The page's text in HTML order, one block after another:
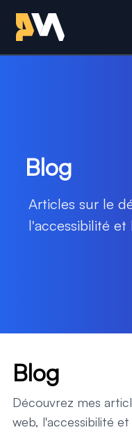
Retour à
Blog
Articles sur le
l'accessibilité et
Blog
Découvrez mes
web, l'accessibilité